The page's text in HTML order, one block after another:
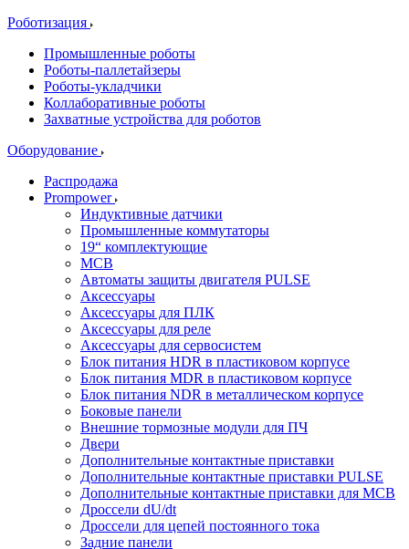
Роботизация
Промышленные роботы
Роботы-паллетайзеры
Роботы-укладчики
Коллаборативные роботы
Захватные устройства для роботов
Оборудование
Распродажа
Prompower
Индуктивные датчики
Промышленные коммутаторы
19“ комплектующие
MCB
Автоматы защиты двигателя PULSE
Аксессуары
Аксессуары для ПЛК
Аксессуары для реле
Аксессуары для сервосистем
Блок питания HDR в пластиковом корпусе
Блок питания MDR в пластиковом корпусе
Блок питания NDR в металлическом корпусе
Боковые панели
Внешние тормозные модули для ПЧ
Двери
Дополнительные контактные приставки
Дополнительные контактные приставки PULSE
Дополнительные контактные приставки для MCB
Дроссели dU/dt
Дроссели для цепей постоянного тока
Задние панели